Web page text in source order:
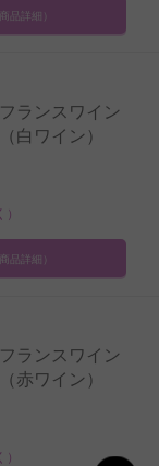
商品詳細）
ランスワイン
白ワイン）
商品詳細）
ランスワイン
赤ワイン）